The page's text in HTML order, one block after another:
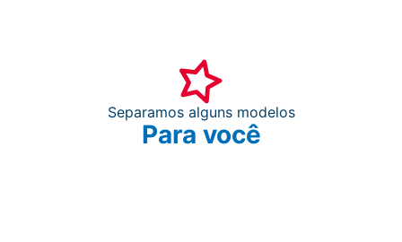
Separamos alguns modelos
Para você